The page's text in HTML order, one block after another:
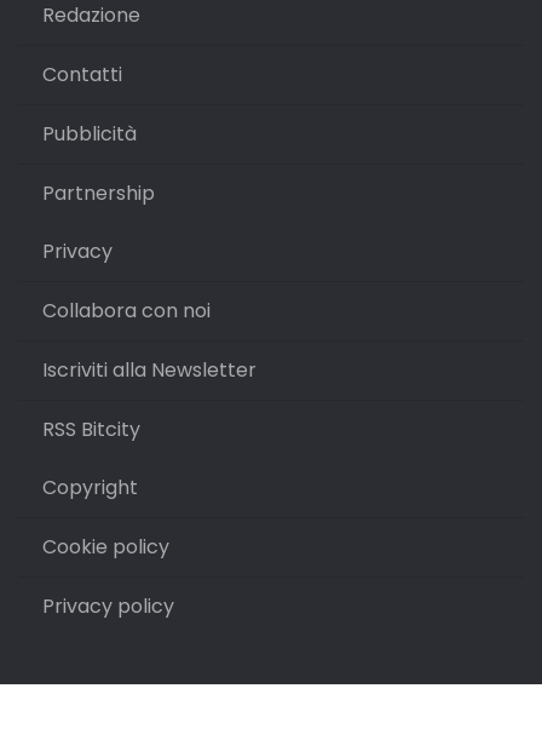
Redazione
Contatti
Pubblicità
Partnership
Privacy
Collabora con noi
Iscriviti alla Newsletter
RSS Bitcity
Copyright
Cookie policy
Privacy policy